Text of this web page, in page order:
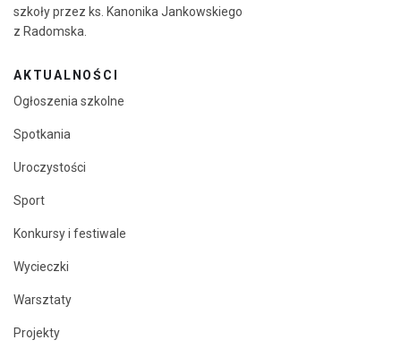
szkoły przez ks. Kanonika Jankowskiego
z Radomska.
AKTUALNOŚCI
Ogłoszenia szkolne
Spotkania
Uroczystości
Sport
Konkursy i festiwale
Wycieczki
Warsztaty
Projekty